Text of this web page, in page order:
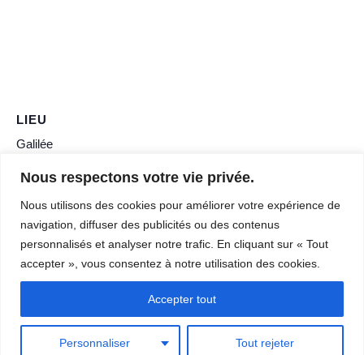
Nous respectons votre vie privée.
Nous utilisons des cookies pour améliorer votre expérience de
navigation, diffuser des publicités ou des contenus
personnalisés et analyser notre trafic. En cliquant sur « Tout
accepter », vous consentez à notre utilisation des cookies.
Personnaliser Tout rejeter
Accepter tout
LIEU
Galilée
Franqueville St Pierre, 76240 France + Google Map
PAS D’ESCALADE CE
DIMANCHE
CANICULE – SEANCES
ANNULEES
© 2026 - Club d'escalade Rouen Plateau Est | All rights reserved
Powered by
Page Builder Framework